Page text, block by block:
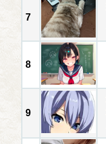
7
8
9